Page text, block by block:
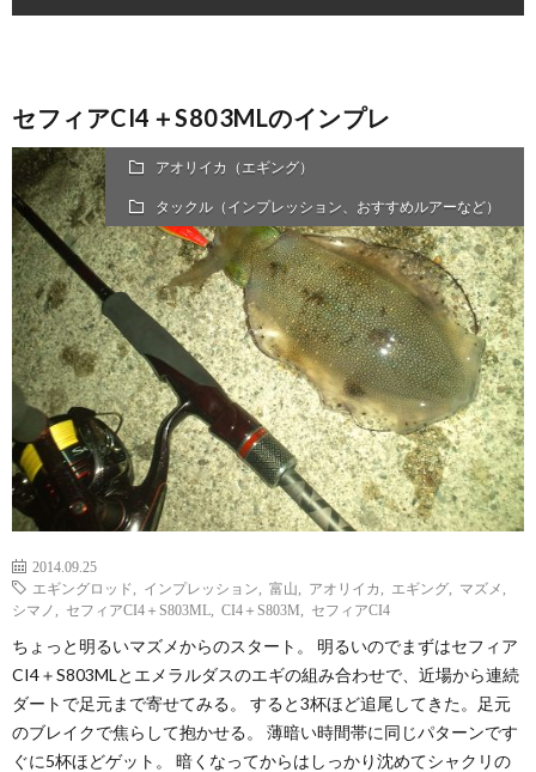
セフィアCI4＋S803MLのインプレ
アオリイカ（エギング）
タックル（インプレッション、おすすめルアーなど）
2014.09.25
エギングロッド
インプレッション 富山 アオリイカ エギング マズメ
シマノ
セフィアCI4＋S803ML CI4＋S803M セフィアCI4
ちょっと明るいマズメからのスタート。 明るいのでまずはセフィア
CI4＋S803MLとエメラルダスのエギの組み合わせで、近場から連続
ダートで足元まで寄せてみる。 すると3杯ほど追尾してきた。足元
のブレイクで焦らして抱かせる。 薄暗い時間帯に同じパターンです
ぐに5杯ほどゲット。 暗くなってからはしっかり沈めてシャクリの